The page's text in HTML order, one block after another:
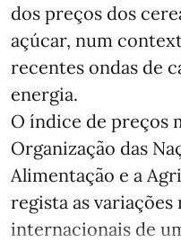
dos preços dos
açúcar, num
recentes ondas de
energia.
O índice de preços
Organização das
Alimentação e a
regista as variações
internacionais de